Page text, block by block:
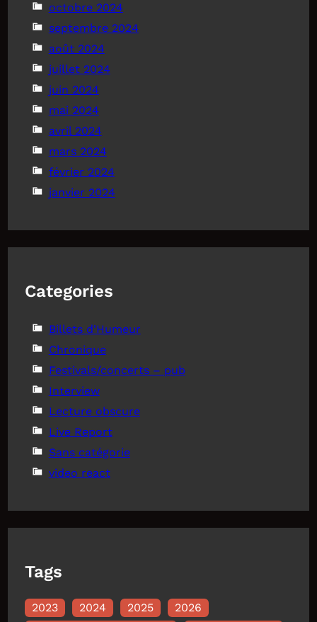
octobre 2024
septembre 2024
août 2024
juillet 2024
juin 2024
mai 2024
avril 2024
mars 2024
février 2024
janvier 2024
Categories
Billets d'Humeur
Chronique
Festivals/concerts – pub
Interview
Lecture obscure
Live Report
Sans catégorie
video react
Tags
2023 2024 2025
2026